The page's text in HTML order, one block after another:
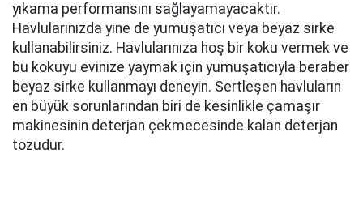
yıkama performansını sağlayamayacaktır.
Havlularınızda yine de yumuşatıcı veya beyaz sirke
kullanabilirsiniz. Havlularınıza hoş bir koku vermek ve
bu kokuyu evinize yaymak için yumuşatıcıyla beraber
beyaz sirke kullanmayı deneyin. Sertleşen havluların
en büyük sorunlarından biri de kesinlikle çamaşır
makinesinin deterjan çekmecesinde kalan deterjan
tozudur.